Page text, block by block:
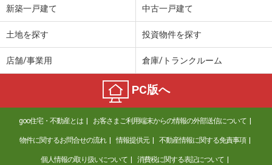
4.20万円
香川県高松市寺井町
6.10万円
住 所
香川県高松市寺井町
専有面積 50.01m²
間取り
1LDK
香川県坂出市旭町３丁目
新築一戸建て 中古一戸建て
土地を探す 投資物件を探す
店舗/事業用 倉庫/トランクルーム
PC版へ
goo住宅・不動産とは お客さまご利用端末からの情報の外部送信について
物件に関するお問合せの流れ 情報提供元 不動産情報に関する免責事項
個人情報の取り扱いについて 消費税に関する表記について